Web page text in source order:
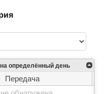
определённый день
Передача